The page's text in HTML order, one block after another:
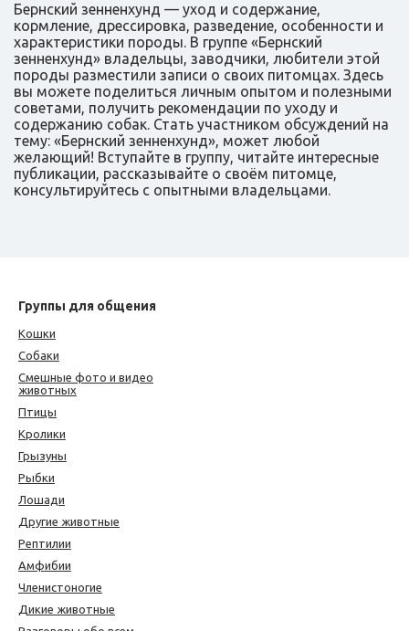
Бернский зенненхунд — уход и содержание,
кормление, дрессировка, разведение, особенности и
характеристики породы. В группе «Бернский
зенненхунд» владельцы, заводчики, любители этой
породы разместили записи о своих питомцах. Здесь
вы можете поделиться личным опытом и полезными
советами, получить рекомендации по уходу и
содержанию собак. Стать участником обсуждений на
тему: «Бернский зенненхунд», может любой
желающий! Вступайте в группу, читайте интересные
публикации, рассказывайте о своём питомце,
консультируйтесь с опытными владельцами.
Группы для общения
Кошки
Собаки
Смешные фото и видео
животных
Птицы
Кролики
Грызуны
Рыбки
Лошади
Другие животные
Рептилии
Амфибии
Членистоногие
Дикие животные